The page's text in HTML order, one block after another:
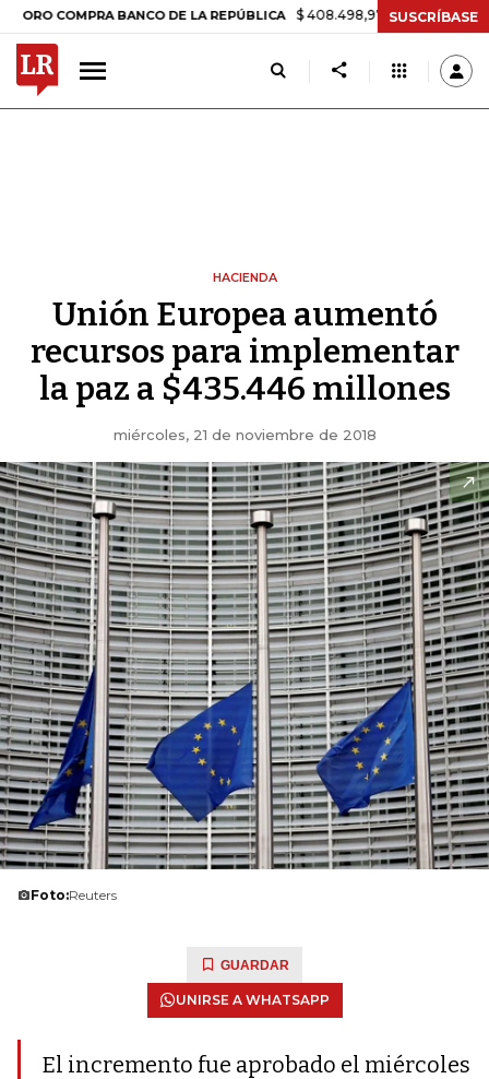
BANCO DE LA REPÚBLICA $ 408.498,97 +$ 8.753,81 +2,19%
SUSCRÍBASE
HACIENDA
Unión Europea aumentó
recursos para implementar
la paz a $435.446 millones
miércoles, 21 de noviembre de 2018
Foto:Reuters
GUARDAR
UNIRSE A WHATSAPP
El incremento fue aprobado el miércoles